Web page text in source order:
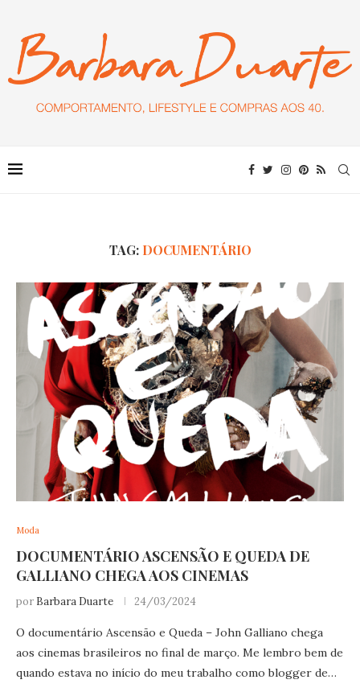
TAG: DOCUMENTÁRIO
Moda
DOCUMENTÁRIO ASCENSÃO E QUEDA DE
GALLIANO CHEGA AOS CINEMAS
por Barbara Duarte 24/03/2024
O documentário Ascensão e Queda – John Galliano chega
aos cinemas brasileiros no final de março. Me lembro bem de
quando estava no início do meu trabalho como blogger de…